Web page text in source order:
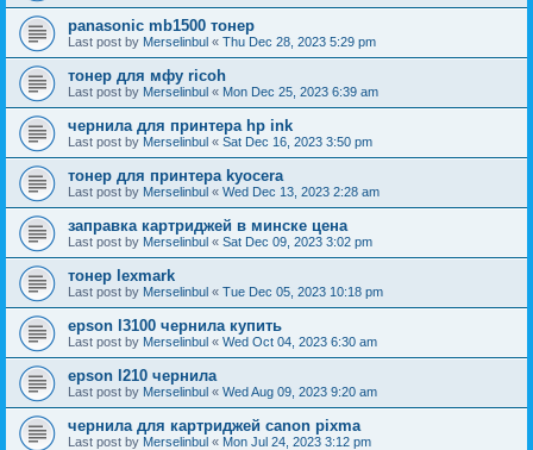
panasonic mb1500 тонер
Last post by Merselinbul « Thu Dec 28, 2023 5:29 pm
тонер для мфу ricoh
Last post by Merselinbul « Mon Dec 25, 2023 6:39 am
чернила для принтера hp ink
Last post by Merselinbul « Sat Dec 16, 2023 3:50 pm
тонер для принтера kyocera
Last post by Merselinbul « Wed Dec 13, 2023 2:28 am
заправка картриджей в минске цена
Last post by Merselinbul « Sat Dec 09, 2023 3:02 pm
тонер lexmark
Last post by Merselinbul « Tue Dec 05, 2023 10:18 pm
epson l3100 чернила купить
Last post by Merselinbul « Wed Oct 04, 2023 6:30 am
epson l210 чернила
Last post by Merselinbul « Wed Aug 09, 2023 9:20 am
чернила для картриджей canon pixma
Last post by Merselinbul « Mon Jul 24, 2023 3:12 pm